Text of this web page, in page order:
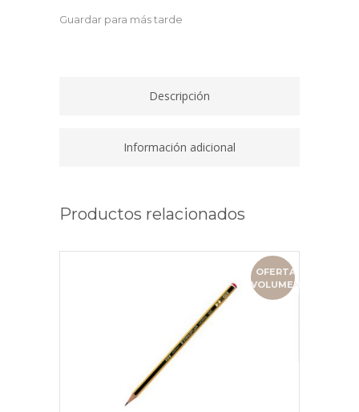
NEGRO
Guardar para más tarde
Descripción
Información adicional
Productos relacionados
OFERTA
VOLUMEN